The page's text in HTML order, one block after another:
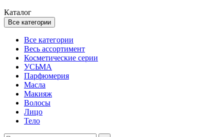
Каталог
Все категории
Все категории
Весь ассортимент
Косметические серии
УСЬМА
Парфюмерия
Масла
Макияж
Волосы
Лицо
Тело